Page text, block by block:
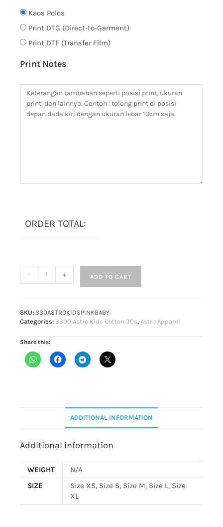
Kaos Polos
Print DTG (Direct-to-Garment)
Print DTF (Transfer Film)
Print Notes
ORDER TOTAL:
- + ADD TO CART
SKU: 330ASTROKIDSPINKBABY
Categories: 3300 Astro Kids Cotton 30s, Astro Apparel
Share this:
ADDITIONAL INFORMATION
Additional information
WEIGHT
N/A
SIZE
Size XS, Size S, Size M, Size L, Size
XL